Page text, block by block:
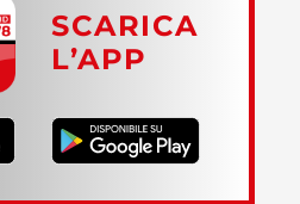
SCARICA
L’APP